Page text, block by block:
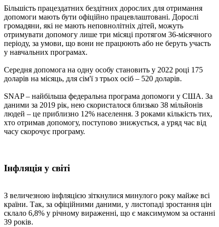
Більшість працездатних бездітних дорослих для отримання
допомоги мають бути офіційно працевлаштовані. Дорослі
громадяни, які не мають неповнолітніх дітей, можуть
отримувати допомогу лише три місяці протягом 36-місячного
періоду, за умови, що вони не працюють або не беруть участь
у навчальних програмах.
Середня допомога на одну особу становить у 2022 році 175
доларів на місяць, для сім'ї з трьох осіб – 520 доларів.
SNAP – найбільша федеральна програма допомоги у США. За
даними за 2019 рік, нею скористалося близько 38 мільйонів
людей – це приблизно 12% населення. З роками кількість тих,
хто отримав допомогу, поступово знижується, а уряд час від
часу скорочує програму.
Інфляція у світі
З величезною інфляцією зіткнулися минулого року майже всі
країни. Так, за офіційними даними, у листопаді зростання цін
склало 6,8% у річному вираженні, що є максимумом за останні
39 років.